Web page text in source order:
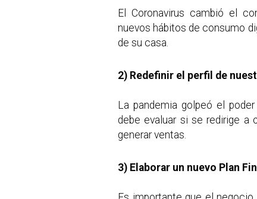
El Coronavirus cambió el
nuevos hábitos de consumo
de su casa.
2) Redefinir el perfil de
La pandemia golpeó el
debe evaluar si se redirige a
generar ventas.
3) Elaborar un nuevo Plan